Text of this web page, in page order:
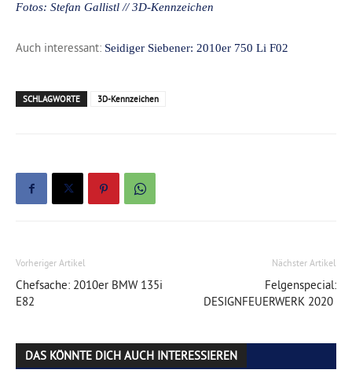
Fotos: Stefan Gallistl // 3D-Kennzeichen
Auch interessant: Seidiger Siebener: 2010er 750 Li F02
SCHLAGWORTE 3D-Kennzeichen
Vorheriger Artikel
Chefsache: 2010er BMW 135i
E82
Nächster Artikel
Felgenspecial:
DESIGNFEUERWERK 2020
DAS KÖNNTE DICH AUCH INTERESSIEREN